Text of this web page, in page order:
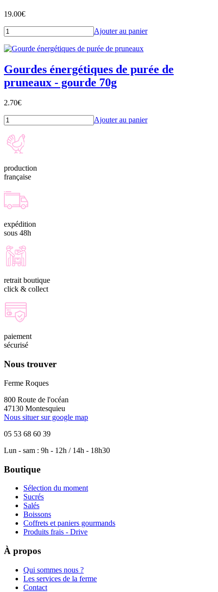
19.00€
Ajouter au panier
Gourdes énergétiques de purée de
pruneaux - gourde 70g
2.70€
Ajouter au panier
production
française
expédition
sous 48h
retrait boutique
click & collect
paiement
sécurisé
Nous trouver
Ferme Roques
800 Route de l'océan
47130 Montesquieu
Nous situer sur google map
05 53 68 60 39
Lun - sam : 9h - 12h / 14h - 18h30
Boutique
Sélection du moment
Sucrés
Salés
Boissons
Coffrets et paniers gourmands
Produits frais - Drive
À propos
Qui sommes nous ?
Les services de la ferme
Contact